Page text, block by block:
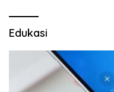
Edukasi